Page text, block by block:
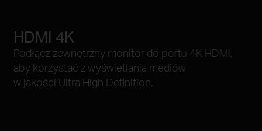
HDMI 4K
Podłącz zewnętrzny monitor do portu 4K HDMI,
aby korzystać z wyświetlania mediów
w jakości Ultra High Definition.